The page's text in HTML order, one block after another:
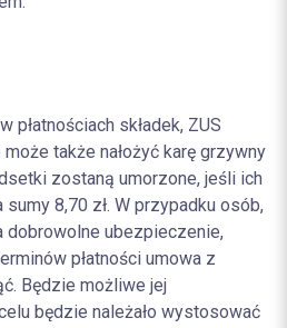
płatnościach składek, ZUS
także nałożyć karę grzywny
zostaną umorzone, jeśli ich
8,70 zł. W przypadku osób,
dobrowolne ubezpieczenie,
płatności umowa z
Będzie możliwe jej
będzie należało wystosować